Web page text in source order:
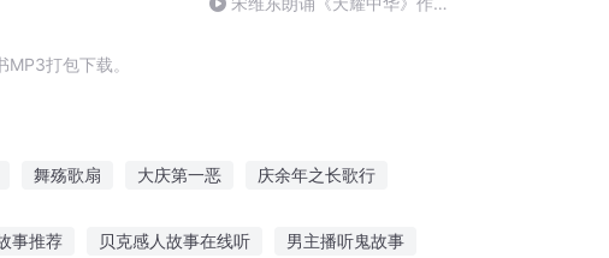
打包下载。
舞殇歌扇 大庆第一恶 庆余年之长歌行
事推荐 贝克感人故事在线听 男主播听鬼故事